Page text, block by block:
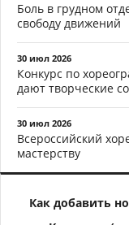
Боль в грудном
свободу движений
30 июл 2026
Конкурс по
дают творческие
30 июл 2026
Всероссийский
мастерству
Как добавить